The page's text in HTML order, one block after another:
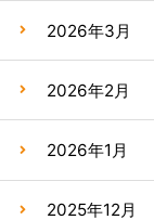
2026年3月
2026年2月
2026年1月
2025年12月